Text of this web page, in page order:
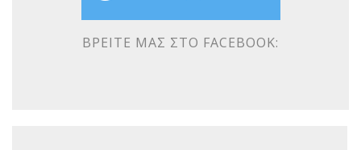
ΒΡΕΊΤΕ ΜΑΣ ΣΤΟ FACEBOOK: